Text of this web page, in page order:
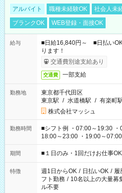
アルバイト 職種未経験OK 社会人未
ブランクOK
WEB登録・面接OK
給与
■日給16,840円～ ■日払い
ります！
交通費別途支給あり
交通費 一部支給
勤務地
東京都千代田区
東京駅 / 水道橋駅 / 有楽町
株式会社マッシュ
勤務時間
■シフト例 ・07:00～19:30
18:00～23:00 ・19:00～
etc ★最短で3時間で5,120円のお仕事から 15時間で2万円近く稼
げるお仕事も！ ご希望のお時間に合わせてご紹介！ ※シフトは
ください！
期間 ■１日のみ・1回だけお仕事OK
特徴 週1日からOK / 日払いOK / 履
フト勤務 / 10名以上の大量募
ル不要